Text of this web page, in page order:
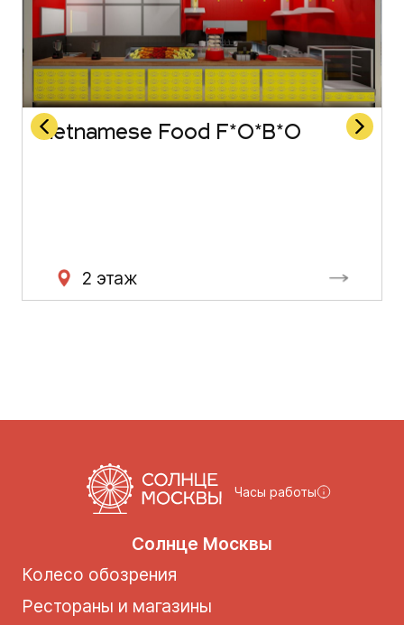
Vietnamese Food F*O*B*O
2 этаж
Часы работы
Солнце Москвы
Колесо обозрения
Рестораны и магазины